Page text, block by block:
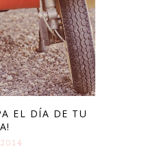
EL DÍA DE TU